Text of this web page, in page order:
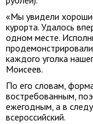
«Мы увидели
курорта. Удалось
одном месте.
каждого уголка
Моисеев.
По его словам,
востребованным,
ежегодным, а в
всероссийский.